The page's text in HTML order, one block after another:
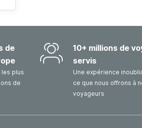
de
plus
de
10+ millions de
servis
Une expérience
ce que nous offrons à
voyageurs